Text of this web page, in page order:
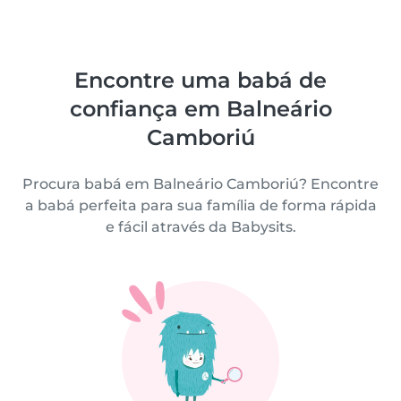
Encontre uma babá de
confiança em Balneário
Camboriú
Procura babá em Balneário Camboriú? Encontre
a babá perfeita para sua família de forma rápida
e fácil através da Babysits.